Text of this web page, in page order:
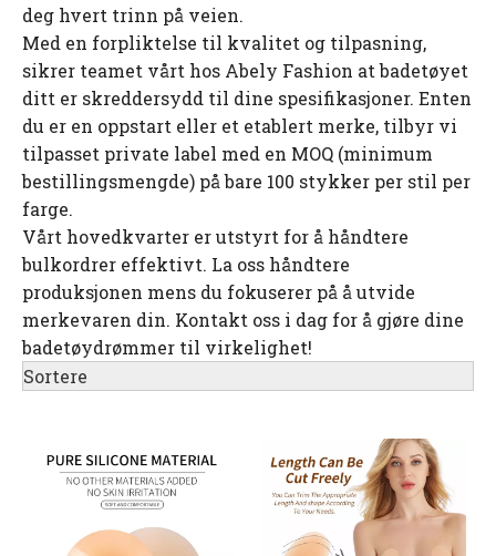
deg hvert trinn på veien.
Med en forpliktelse til kvalitet og tilpasning,
sikrer teamet vårt hos Abely Fashion at badetøyet
ditt er skreddersydd til dine spesifikasjoner. Enten
du er en oppstart eller et etablert merke, tilbyr vi
tilpasset private label med en MOQ (minimum
bestillingsmengde) på bare 100 stykker per stil per
farge.
Vårt hovedkvarter er utstyrt for å håndtere
bulkordrer effektivt. La oss håndtere
produksjonen mens du fokuserer på å utvide
merkevaren din. Kontakt oss i dag for å gjøre dine
badetøydrømmer til virkelighet!
Sortere